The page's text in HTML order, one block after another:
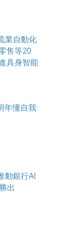
業自動化
售等20
具身智能
年懂自我
動銀行AI
出